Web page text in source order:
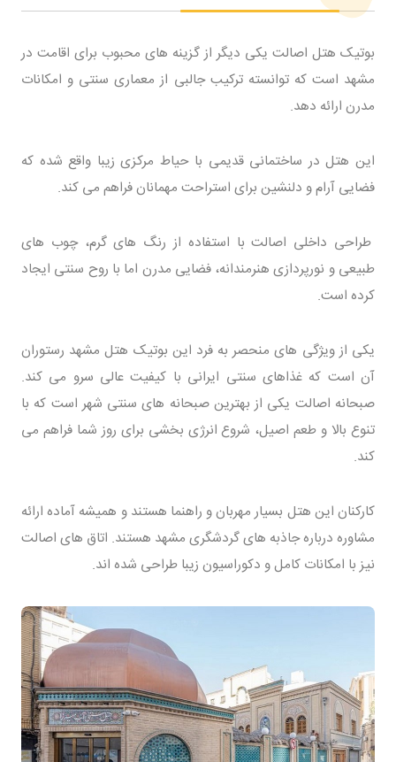
بوتیک هتل اصالت یکی دیگر از گزینه های محبوب برای اقامت در
مشهد است که توانسته ترکیب جالبی از معماری سنتی و امکانات
مدرن ارائه دهد.
این هتل در ساختمانی قدیمی با حیاط مرکزی زیبا واقع شده که
فضایی آرام و دلنشین برای استراحت مهمانان فراهم می کند.
طراحی داخلی اصالت با استفاده از رنگ های گرم، چوب های
طبیعی و نورپردازی هنرمندانه، فضایی مدرن اما با روح سنتی ایجاد
کرده است.
یکی از ویژگی های منحصر به فرد این بوتیک هتل مشهد رستوران
آن است که غذاهای سنتی ایرانی با کیفیت عالی سرو می کند.
صبحانه اصالت یکی از بهترین صبحانه های سنتی شهر است که با
تنوع بالا و طعم اصیل، شروع انرژی بخشی برای روز شما فراهم می
کند.
کارکنان این هتل بسیار مهربان و راهنما هستند و همیشه آماده ارائه
مشاوره درباره جاذبه های گردشگری مشهد هستند. اتاق های اصالت
نیز با امکانات کامل و دکوراسیون زیبا طراحی شده اند.